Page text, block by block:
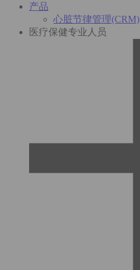
产品
心脏节律管理(CRM)
医疗保健专业人员